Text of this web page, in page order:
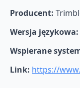
Producent:
Wersja językowa:
Wspierane
Link: https://